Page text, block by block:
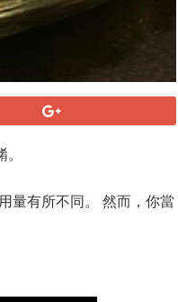
量有所不同。 然而，你當